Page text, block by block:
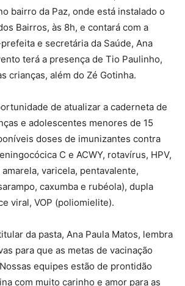
bairro da Paz, onde está instalado o
Bairros, às 8h, e contará com a
e secretária da Saúde, Ana
terá a presença de Tio Paulinho,
crianças, além do Zé Gotinha.
de atualizar a caderneta de
e adolescentes menores de 15
doses de imunizantes contra
C e ACWY, rotavírus, HPV,
varicela, pentavalente,
caxumba e rubéola), dupla
viral, VOP (poliomielite).
da pasta, Ana Paula Matos, lembra
para que as metas de vacinação
equipes estão de prontidão
com muito carinho e amor para as